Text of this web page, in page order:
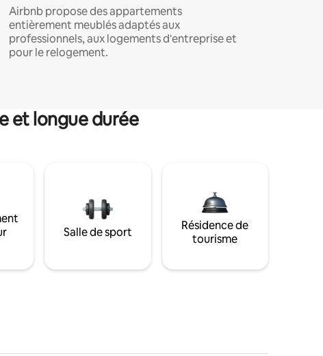
Airbnb propose des appartements
entièrement meublés adaptés aux
professionnels, aux logements d'entreprise et
pour le relogement.
et longue durée
Salle de sport
Résidence de
tourisme